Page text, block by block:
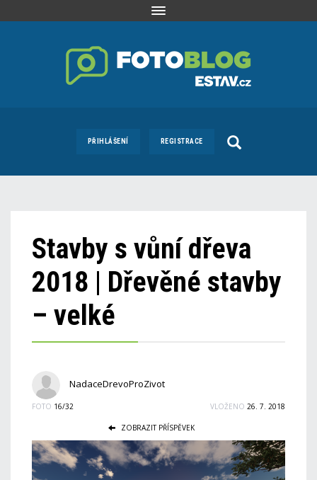
Toggle
PŘIHLÁŠENÍ REGISTRACE
Stavby s vůní dřeva
2018 | Dřevěné stavby
– velké
NadaceDrevoProZivot
FOTO 16/32 VLOŽENO 26. 7. 2018
ZOBRAZIT PŘÍSPĚVEK